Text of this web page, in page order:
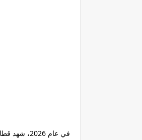
في عام 2026، شهد قطاع التعليم في ليبيا انفراجة مالية كبيرة مع اعتماد